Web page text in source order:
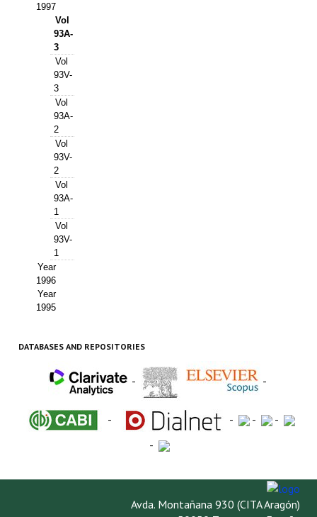
1997
Vol
93A-
3
Vol
93V-
3
Vol
93A-
2
Vol
93V-
2
Vol
93A-
1
Vol
93V-
1
Year
1996
Year
1995
DATABASES AND REPOSITORIES
- -
- - -
-
-
Avda. Montañana 930 (CITA Aragón)